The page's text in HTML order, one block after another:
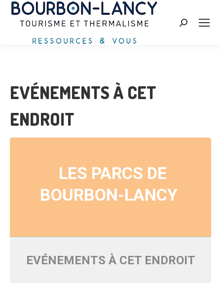
Recherche
EVÉNEMENTS À CET
ENDROIT
LES PARCS DE
BOURBON-LANCY
EVÉNEMENTS À CET ENDROIT